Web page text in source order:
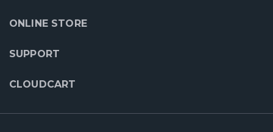
ONLINE STORE
SUPPORT
CLOUDCART